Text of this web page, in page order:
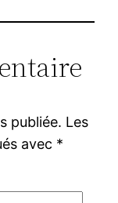
publiée. Les
avec *